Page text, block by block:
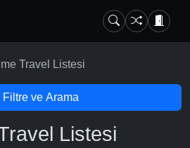
Travel Listesi
Filtre ve Arama
Listesi